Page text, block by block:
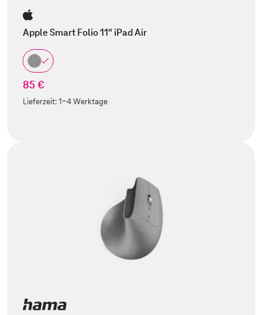
Apple Smart Folio 11" iPad Air
85 €
Lieferzeit:1-4 Werktage